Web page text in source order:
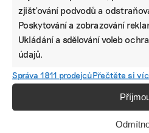
zjišťování podvodů a
Poskytování a zobrazování
Ukládání a sdělování voleb
údajů.
Správa 1811 prodejcůPřečtěte si
PRÁCE, KTERÁ ZLEPŠÍ SVĚT
mutualus
Stáž: právnička nebo